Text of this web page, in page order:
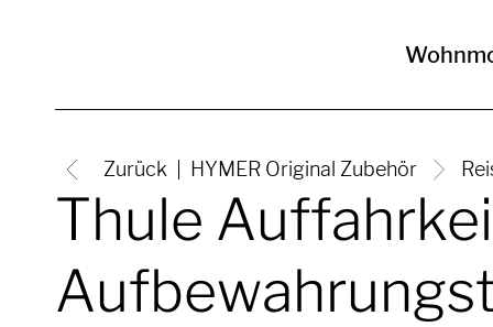
Zurück HYMER Original Zubehör
Thule